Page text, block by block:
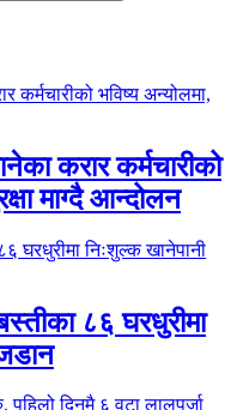
करार कर्मचारीको
माग्दै आन्दोलन
८६ घरधुरीमा